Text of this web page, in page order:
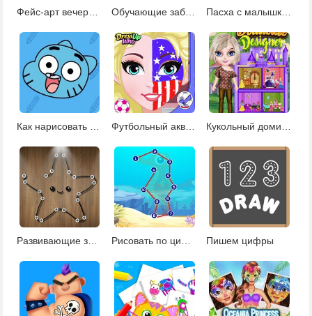
Фейс-арт вечеринка Обучающие забавы для детей Пасха с малышкой Тейлор
Футбольный аквагрим для принцесс
Развивающие задания с животными Пишем цифры